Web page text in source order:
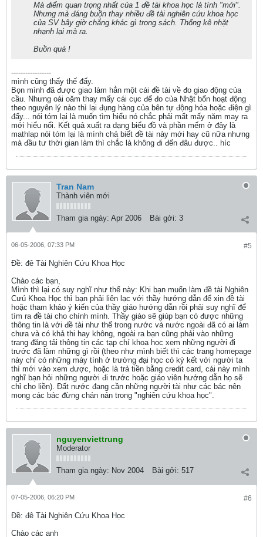
Mà điểm quan trọng nhất của 1 đề tài khoa học là tính "mới".
Nhưng mà đáng buồn thay nhiều đề tài nghiên cứu khoa học
của SV bây giờ chẳng khác gì trong sách. Thống kê nhặt
nhạnh lại mà ra.
Buồn quá !
-----------------
mình cũng thấy thế đấy.
Bọn mình đã được giao làm hẳn một cái đề tài về đo giao động của
cầu. Nhưng oái oăm thay mấy cái cục để đo của Nhật bổn hoạt động
theo nguyên lý nào thì lại đụng hàng của bên tự động hóa hoặc điện gì
đấy... nói tóm lại là muốn tìm hiểu nó chắc phải mất mấy năm may ra
mới hiểu nổi. Kết quả xuất ra dạng biểu đồ và phần mếm ở đây là
mathlap nói tóm lại là mình chả biết đề tài này mới hay cũ nữa nhưng
mà đầu tư thời gian làm thì chắc là không đi đến đâu được.. híc
Tran Nam
Thành viên mới
Tham gia ngày: Apr 2006 Bài gởi: 3
#5
06-05-2006, 07:33 PM
Ðề: đê Tài Nghiên Cứu Khoa Học
Chào các bạn,
Mình thì lại có suy nghĩ như thế này: Khi bạn muốn làm đề tài Nghiên
Cưú Khoa Học thì bạn phải liên lạc với thầy hướng dẫn để xin đề tài
hoặc tham khảo ý kiến của thầy giáo hướng dẫn rồi phải suy nghĩ để
tìm ra đề tài cho chính mình. Thầy giáo sẽ giúp bạn có được những
thông tin là với đề tài như thế trong nước và nước ngoài đã có ai làm
chưa và có khả thi hay không, ngoài ra bạn cũng phải vào những
trang đăng tải thông tin các tạp chí khoa học xem những người đi
trước đã làm những gì rồi (theo như mình biết thì các trang homepage
này chỉ có những máy tính ở trường đại học có ký kết với người ta
thì mới vào xem được, hoặc là trả tiền bằng credit card, cái này mình
nghĩ bạn hỏi những người đi trước hoặc giáo viên hướng dẫn họ sẽ
chỉ cho liền). Đất nước đang cần những người tài như các bác nên
mong các bác đừng chán nản trong "nghiên cứu khoa học".
nguyenviettrung
Moderator
Tham gia ngày: Nov 2004 Bài gởi: 517
#6
07-05-2006, 06:20 PM
Ðề: đê Tài Nghiên Cứu Khoa Học
Chào các anh